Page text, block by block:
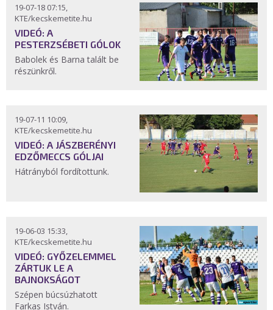
19-07-18 07:15,
KTE/kecskemetite.hu
VIDEÓ: A
PESTERZSÉBETI GÓLOK
Babolek és Barna talált be
részünkről.
19-07-11 10:09,
KTE/kecskemetite.hu
VIDEÓ: A JÁSZBERÉNYI
EDZŐMECCS GÓLJAI
Hátrányból fordítottunk.
19-06-03 15:33,
KTE/kecskemetite.hu
VIDEÓ: GYŐZELEMMEL
ZÁRTUK LE A
BAJNOKSÁGOT
Szépen búcsúzhatott
Farkas István.